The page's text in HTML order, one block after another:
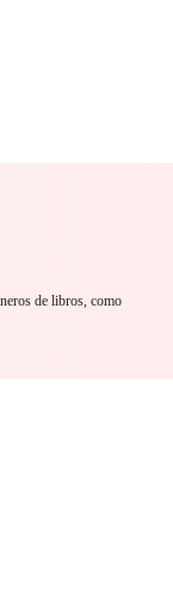
de libros, como